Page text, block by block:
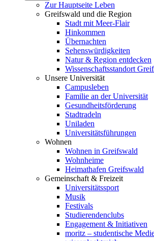
Zur Hauptseite Leben
Greifswald und die Region
Stadt mit Meer-Flair
Hinkommen
Übernachten
Sehenswürdigkeiten
Natur & Region entdecken
Wissenschaftsstandort
Unsere Universität
Campusleben
Familie an der Universität
Gesundheitsförderung
Stadtradeln
Uniladen
Universitätsführungen
Wohnen
Wohnen in Greifswald
Wohnheime
Heimathafen Greifswald
Gemeinschaft & Freizeit
Universitätssport
Musik
Festivals
Studierendenclubs
Engagement & Initiativen
moritz – studentische